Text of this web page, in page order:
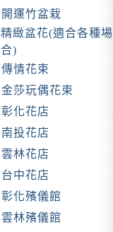
開運竹盆栽
精緻盆花(適合各種場
合)
傳情花束
金莎玩偶花束
彰化花店
南投花店
雲林花店
台中花店
彰化殯儀館
雲林殯儀館